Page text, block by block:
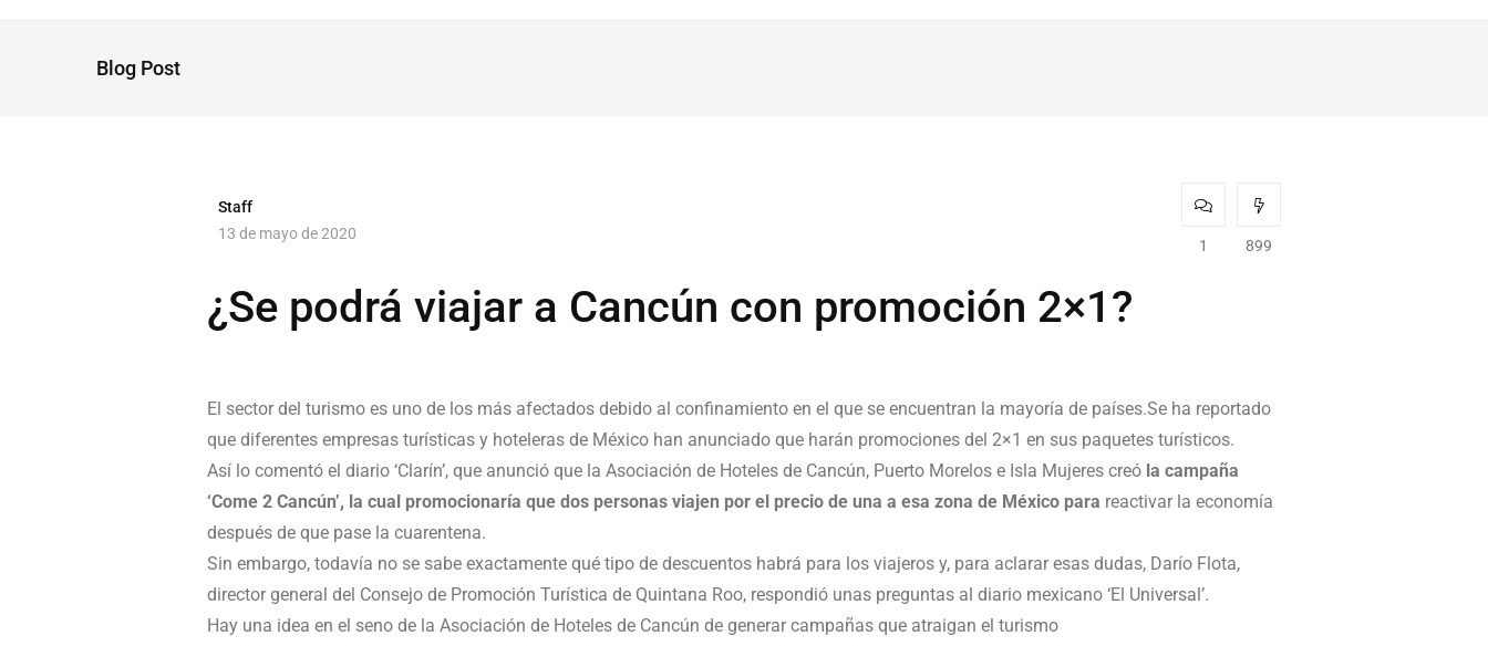
Blog Post
Staff
13 de mayo de 2020
1 899
¿Se podrá viajar a Cancún con promoción 2×1?
El sector del turismo es uno de los más afectados debido al confinamiento en el que se encuentran la mayoría de países.Se ha reportado
que diferentes empresas turísticas y hoteleras de México han anunciado que harán promociones del 2×1 en sus paquetes turísticos.
Así lo comentó el diario ‘Clarín’, que anunció que la Asociación de Hoteles de Cancún, Puerto Morelos e Isla Mujeres creó la campaña
‘Come 2 Cancún’, la cual promocionaría que dos personas viajen por el precio de una a esa zona de México para reactivar la economía
después de que pase la cuarentena.
Sin embargo, todavía no se sabe exactamente qué tipo de descuentos habrá para los viajeros y, para aclarar esas dudas, Darío Flota,
director general del Consejo de Promoción Turística de Quintana Roo, respondió unas preguntas al diario mexicano ‘El Universal’.
Hay una idea en el seno de la Asociación de Hoteles de Cancún de generar campañas que atraigan el turismo